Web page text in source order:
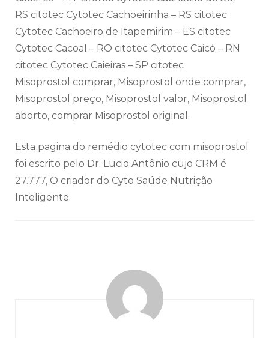
RS citotec Cytotec Cachoeirinha – RS citotec
Cytotec Cachoeiro de Itapemirim – ES citotec
Cytotec Cacoal – RO citotec Cytotec Caicó – RN
citotec Cytotec Caieiras – SP citotec
Misoprostol comprar, Misoprostol onde comprar,
Misoprostol preço, Misoprostol valor, Misoprostol
aborto, comprar Misoprostol original.
Esta pagina do remédio cytotec com misoprostol
foi escrito pelo Dr. Lucio Antônio cujo CRM é
27.777, O criador do Cyto Saúde Nutrição
Inteligente.